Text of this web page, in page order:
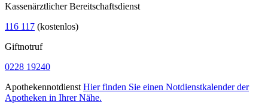
Kassenärztlicher Bereitschaftsdienst
116 117 (kostenlos)
Giftnotruf
0228 19240
Apothekennotdienst Hier finden Sie einen Notdienstkalender der
Apotheken in Ihrer Nähe.